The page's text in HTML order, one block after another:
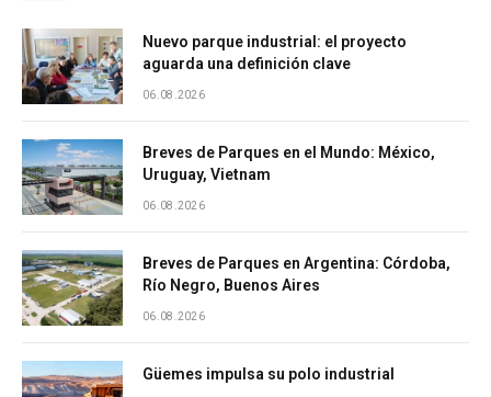
Nuevo parque industrial: el proyecto
aguarda una definición clave
06.08.2026
Breves de Parques en el Mundo: México,
Uruguay, Vietnam
06.08.2026
Breves de Parques en Argentina: Córdoba,
Río Negro, Buenos Aires
06.08.2026
Güemes impulsa su polo industrial